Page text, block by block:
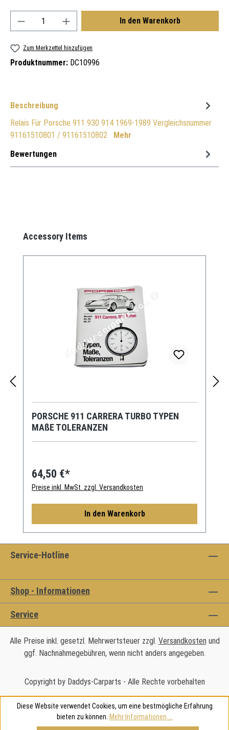
Produkt Anzahl: Gib den gewünschten Wert ein
In den Warenkorb
Zum Merkzettel hinzufügen
Produktnummer: DC10996
Beschreibung
Relais Für Porsche 911 930 914 1969-1989 Vergleichsnummer
91161510801 / 91161510802
Mehr
Bewertungen
Produktgalerie überspringen
Accessory Items
PORSCHE 911 CARRERA TURBO TYPEN
MAßE TOLERANZEN
64,50 €*
Preise inkl. MwSt. zzgl. Versandkosten
In den Warenkorb
Service-Hotline
Shop - Informationen
Service
Alle Preise inkl. gesetzl. Mehrwertsteuer zzgl. Versandkosten und
ggf. Nachnahmegebühren, wenn nicht anders angegeben.
Copyright by Daddys-Carparts - Alle Rechte vorbehalten
Diese Website verwendet Cookies, um eine bestmögliche Erfahrung
bieten zu können. Mehr Informationen ...